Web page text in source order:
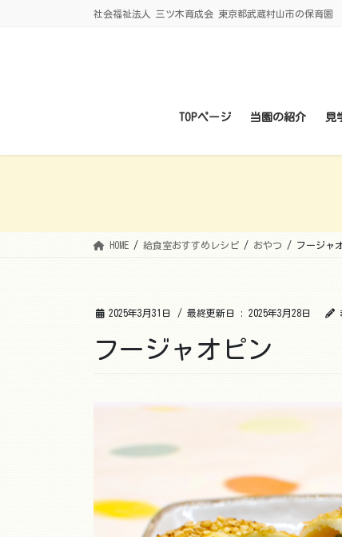
社会福祉法人 三ツ木育成会 東京都武蔵村山市の保育園
TOPページ 当園の紹介 見
HOME 給食室おすすめレシピ おやつ フージャ
2025年3月31日 / 最終更新日 : 2025年3月28日
フージャオピン